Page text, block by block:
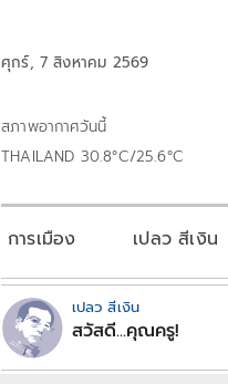
ศุกร์, 7 สิงหาคม 2569
สภาพอากาศวันนี้
THAILAND 30.8°C/25.6°C
การเมือง เปลว สีเงิน
เปลว สีเงิน
สวัสดี...คุณครู!